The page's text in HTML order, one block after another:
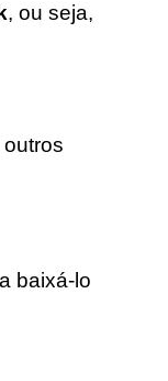
, ou seja,
baixá-lo